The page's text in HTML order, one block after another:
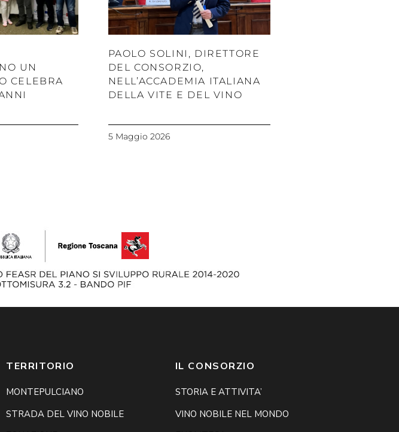
UN
CELEBRA
PAOLO SOLINI, DIRETTORE
DEL CONSORZIO,
NELL’ACCADEMIA ITALIANA
DELLA VITE E DEL VINO
5 Maggio 2026
TERRITORIO
MONTEPULCIANO
STRADA DEL VINO NOBILE
IL CONSORZIO
STORIA E ATTIVITA’
VINO NOBILE NEL MONDO